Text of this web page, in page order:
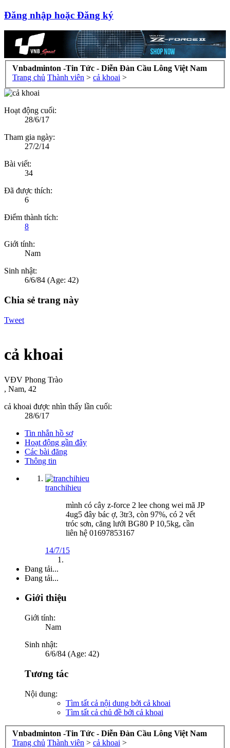
Đăng nhập hoặc Đăng ký
Vnbadminton -Tin Tức - Diễn Đàn Cầu Lông Việt Nam
Trang chủ Thành viên > cả khoai >
Hoạt động cuối:
28/6/17
Tham gia ngày:
27/2/14
Bài viết:
34
Đã được thích:
6
Điểm thành tích:
8
Giới tính:
Nam
Sinh nhật:
6/6/84 (Age: 42)
Chia sẻ trang này
Tweet
cả khoai
VĐV Phong Trào
, Nam, 42
cả khoai được nhìn thấy lần cuối:
28/6/17
Tin nhắn hồ sơ
Hoạt động gần đây
Các bài đăng
Thông tin
tranchihieu
mình có cây z-force 2 lee chong wei mã JP
4ug5 đây bác ợ, 3tr3, còn 97%, có 2 vết
tróc sơn, căng lưới BG80 P 10,5kg, cần
liên hệ 01697853167
14/7/15
Đang tải...
Đang tải...
Giới thiệu
Giới tính:
Nam
Sinh nhật:
6/6/84 (Age: 42)
Tương tác
Nội dung:
Tìm tất cả nội dung bởi cả khoai
Tìm tất cả chủ đề bởi cả khoai
Vnbadminton -Tin Tức - Diễn Đàn Cầu Lông Việt Nam
Trang chủ Thành viên > cả khoai >